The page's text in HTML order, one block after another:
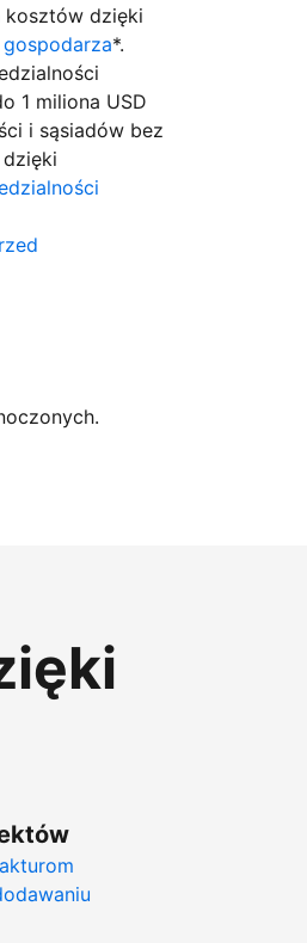
kosztów dzięki
*.
1 miliona USD
i sąsiadów bez